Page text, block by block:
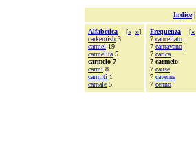
Indice|
Alfabetica [« »]
carkemish 3
carmel 19
carmelita 5
carmelo 7
carmi 8
carmiti 1
carnale 5
Frequenza [«
7 cancellato
7 cantavano
7 carica
7 carmelo
7 cause
7 caverne
7 cenno